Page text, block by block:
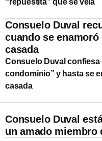
Consuelo Duval
cuando se
casada
Consuelo Duval
condominio” y hasta se
casada
Consuelo Duval
un amado miembro